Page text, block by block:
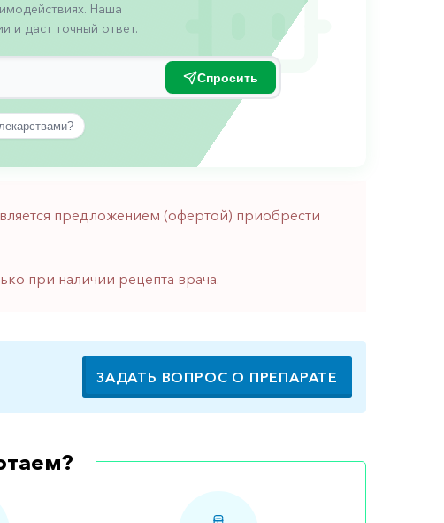
Наша
и даст точный ответ.
Спросить
предложением (офертой) приобрести
при наличии рецепта врача.
ЗАДАТЬ ВОПРОС О ПРЕПАРАТЕ